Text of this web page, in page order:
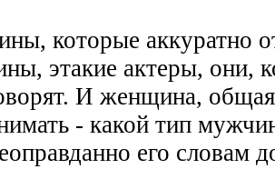
которые аккуратно
этакие актеры, они,
И женщина,
- какой тип
его словам